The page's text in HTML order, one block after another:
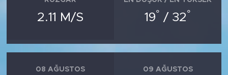
2.11 M/S 19° / 32°
08 AĞUSTOS 09 AĞUSTOS